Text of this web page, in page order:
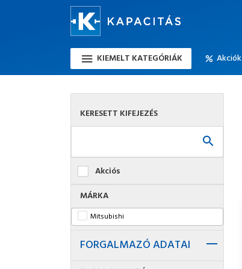
KIEMELT KATEGÓRIÁK Akciók
KERESETT KIFEJEZÉS
Akciós
MÁRKA
Mitsubishi
FORGALMAZÓ ADATAI